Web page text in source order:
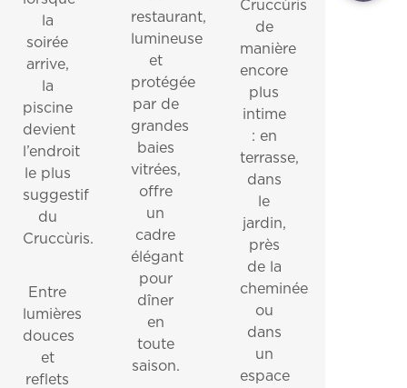
Hôtes extérieurs
Mariages Intimes
Offres
INFORMATIONS PRATIQUES
CONTACTS
NEWSLETTER
la
soirée
arrive,
la
piscine
devient
l’endroit
le plus
suggestif
du
Cruccùris.
Entre
lumières
douces
et
reflets
restaurant,
lumineuse
et
protégée
par de
grandes
baies
vitrées,
offre
un
cadre
élégant
pour
dîner
en
toute
saison.
Cruccùris
de
manière
encore
plus
intime
: en
terrasse,
dans
le
jardin,
près
de la
cheminée
ou
dans
un
espace
et le traitement des données personnelles
J'autorise le traitement de mes données ainsi
que le prévoit la
note d'informationsur la
confidentialité en vue de l'envoi de matériel
promotionnel.